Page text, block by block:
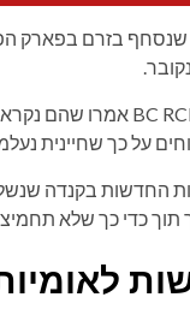
את
הגופן
שנסחף בזרם בפארק